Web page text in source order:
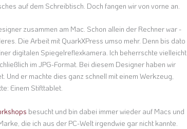
auf dem Schreibtisch. Doch fangen wir von vorne an.
zusammen am Mac. Schon allein der Rechner war -
Die Arbeit mit QuarkXPress umso mehr. Denn bis dato
digitalen Spiegelreflexkamera. Ich beherrschte vielleicht
im JPG-Format. Bei diesem Designer haben wir
Und er machte dies ganz schnell mit einem Werkzeug,
Einem Stifttablet.
besucht und bin dabei immer wieder auf Macs und
die ich aus der PC-Welt irgendwie gar nicht kannte.